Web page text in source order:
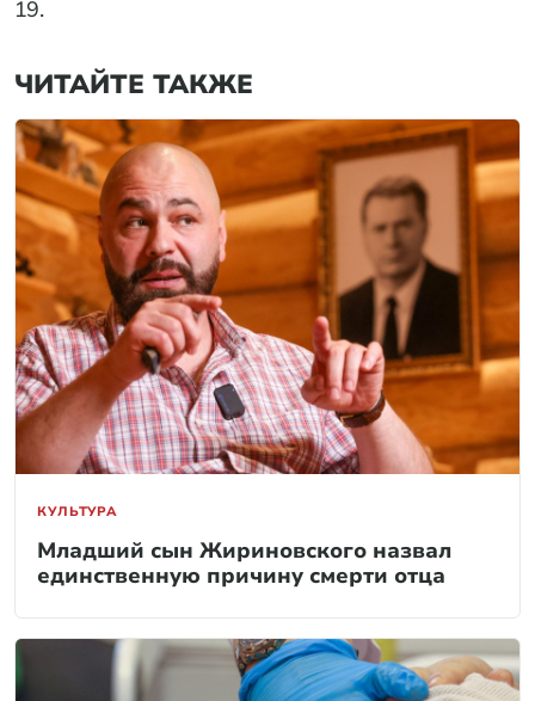
19.
ЧИТАЙТЕ ТАКЖЕ
КУЛЬТУРА
Младший сын Жириновского назвал
единственную причину смерти отца